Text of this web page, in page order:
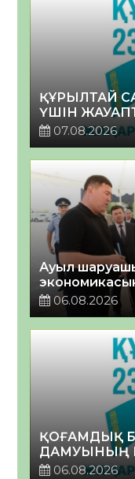
ҚҰРЫЛТАЙ
ҮШІН
07.08.2026
Ауыл
06.08.2026
ҚОҒАМДЫҚ
ДАМУЫНЫҢ
06.08.2026